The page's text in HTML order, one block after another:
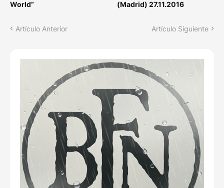
World” (Madrid) 27.11.2016
Artículo Anterior Artículo Siguiente